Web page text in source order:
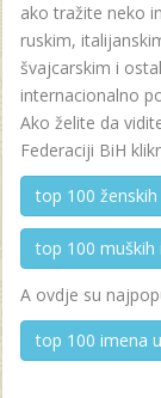
ako tražite neko
ruskim,
švajcarskim i
internacionalno
Ako želite da
Federaciji BiH
top 100
top 100 muških
A ovdje su
top 100 imena